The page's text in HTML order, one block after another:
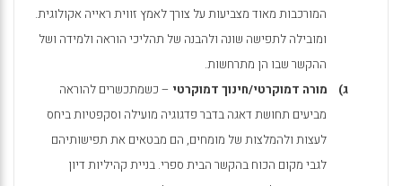
המורכבות מאוד מצביעות על צורך לאמץ זווית ראייה אקולוגית.
ומובילה לתפישה שונה ולהבנה של תהליכי הוראה ולמידה ושל
ההקשר שבו הן מתרחשות.
ג)
מורה דמוקרטי/חינוך דמוקרטי – כשמתכשרים להוראה
מביעים תחושת דאגה בדבר פדגוגיה מועילה וסקפטיות ביחס
לעצות ולהמלצות של מומחים, הם מבטאים את תפישותיהם
לגבי מקום הכוח בהקשר הבית ספרי. בניית קהיליות דיון